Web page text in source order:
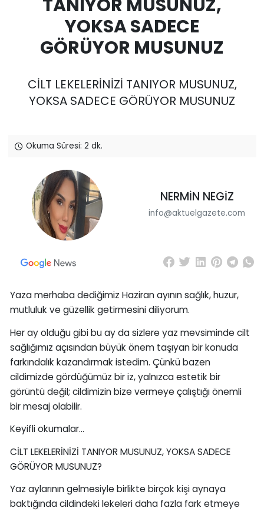
TANIYOR MUSUNUZ,
YOKSA SADECE
GÖRÜYOR MUSUNUZ
CİLT LEKELERİNİZİ TANIYOR MUSUNUZ,
YOKSA SADECE GÖRÜYOR MUSUNUZ
Okuma Süresi: 2 dk.
NERMİN NEGİZ
info@aktuelgazete.com
Yaza merhaba dediğimiz Haziran ayının sağlık, huzur,
mutluluk ve güzellik getirmesini diliyorum.
Her ay olduğu gibi bu ay da sizlere yaz mevsiminde cilt
sağlığımız açısından büyük önem taşıyan bir konuda
farkındalık kazandırmak istedim. Çünkü bazen
cildimizde gördüğümüz bir iz, yalnızca estetik bir
görüntü değil; cildimizin bize vermeye çalıştığı önemli
bir mesaj olabilir.
Keyifli okumalar...
CİLT LEKELERİNİZİ TANIYOR MUSUNUZ, YOKSA SADECE
GÖRÜYOR MUSUNUZ?
Yaz aylarının gelmesiyle birlikte birçok kişi aynaya
baktığında cildindeki lekeleri daha fazla fark etmeye